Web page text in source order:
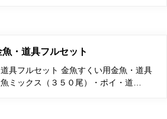
・道具フルセット
具フルセット 金魚すくい用金魚・道具
ミックス（３５０尾）・ポイ・道…